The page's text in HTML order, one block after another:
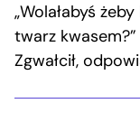
„Wolałabyś
twarz
Zgwałcił,